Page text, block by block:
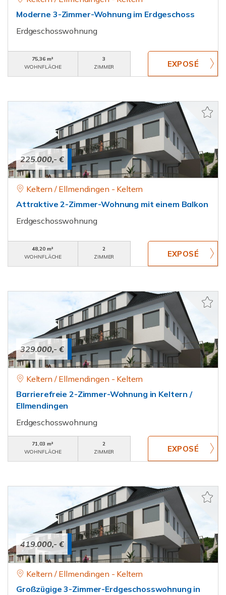
Moderne 3-Zimmer-Wohnung im Erdgeschoss
Erdgeschosswohnung
75,36 m²
WOHNFLÄCHE
3
ZIMMER
225.000,- €
Keltern / Ellmendingen - Keltern
Attraktive 2-Zimmer-Wohnung mit einem Balkon
Erdgeschosswohnung
48,20 m²
WOHNFLÄCHE
2
ZIMMER
329.000,- €
Keltern / Ellmendingen - Keltern
Barrierefreie 2-Zimmer-Wohnung in Keltern /
Ellmendingen
Erdgeschosswohnung
71,03 m²
WOHNFLÄCHE
2
ZIMMER
419.000,- €
Keltern / Ellmendingen - Keltern
Großzügige 3-Zimmer-Erdgeschosswohnung in